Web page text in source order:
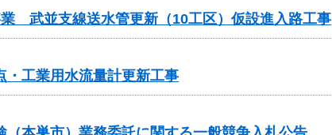
業 武並支線送水管更新（10工区）仮設進入路工事
・工業用水流量計更新工事